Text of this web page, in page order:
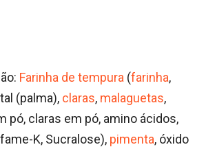
Farinha de tempura (farinha,
(palma), claras, malaguetas,
pó, claras em pó, amino ácidos,
K, Sucralose), pimenta, óxido